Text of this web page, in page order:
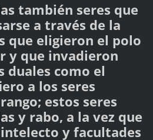
también seres que
a través de la
que eligieron el polo
y que invadieron
duales como el
a los seres
estos seres
y rabo, a la vez que
y facultades